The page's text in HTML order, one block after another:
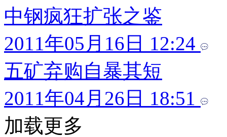
中钢疯狂扩张之鉴
2011年05月16日 12:24
五矿弃购自暴其短
2011年04月26日 18:51
加载更多